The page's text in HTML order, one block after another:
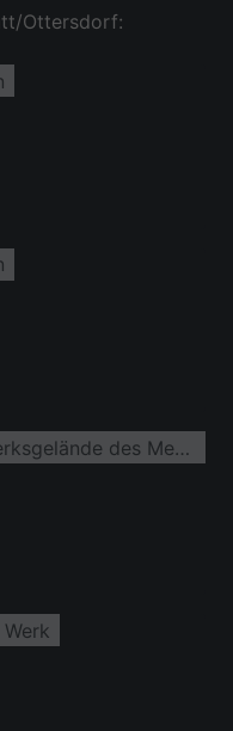
Ottersdorf:
Runder Parkplatz auf dem Werksgelände des Mercedes-Benz Werk Rastatt